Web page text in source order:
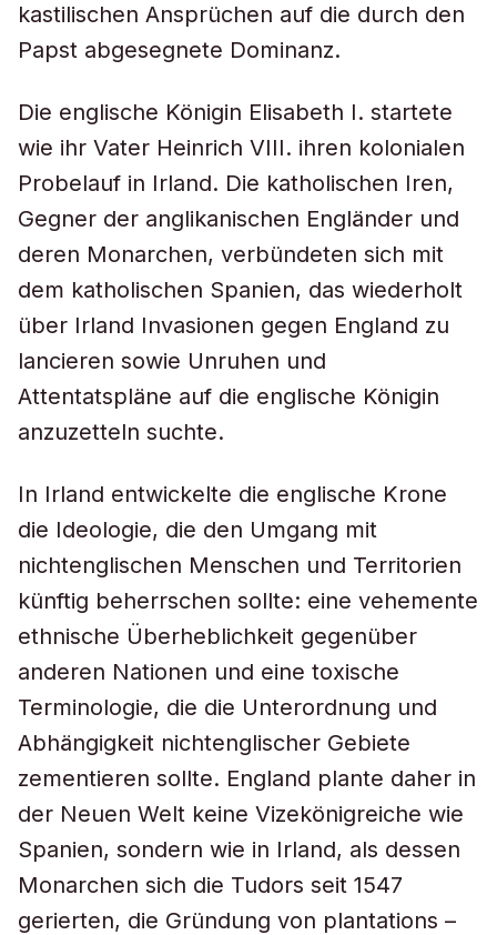
kastilischen Ansprüchen auf die durch den
Papst abgesegnete Dominanz.
Die englische Königin Elisabeth I. startete
wie ihr Vater Heinrich VIII. ihren kolonialen
Probelauf in Irland. Die katholischen Iren,
Gegner der anglikanischen Engländer und
deren Monarchen, verbündeten sich mit
dem katholischen Spanien, das wiederholt
über Irland Invasionen gegen England zu
lancieren sowie Unruhen und
Attentatspläne auf die englische Königin
anzuzetteln suchte.
In Irland entwickelte die englische Krone
die Ideologie, die den Umgang mit
nichtenglischen Menschen und Territorien
künftig beherrschen sollte: eine vehemente
ethnische Überheblichkeit gegenüber
anderen Nationen und eine toxische
Terminologie, die die Unterordnung und
Abhängigkeit nichtenglischer Gebiete
zementieren sollte. England plante daher in
der Neuen Welt keine Vizekönigreiche wie
Spanien, sondern wie in Irland, als dessen
Monarchen sich die Tudors seit 1547
gerierten, die Gründung von plantations –